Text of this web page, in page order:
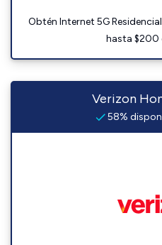
Obtén Internet 5G
hasta $200
Verizon
58%